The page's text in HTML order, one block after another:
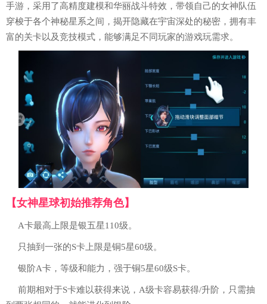
手游，采用了高精度建模和华丽战斗特效，带领自己的女神队伍
穿梭于各个神秘星系之间，揭开隐藏在宇宙深处的秘密，拥有丰
富的关卡以及竞技模式，能够满足不同玩家的游戏玩需求。
【女神星球初始推荐角色】
A卡最高上限是银五星110级。
只抽到一张的S卡上限是铜5星60级。
银阶A卡，等级和能力，强于铜5星60级S卡。
前期相对于S卡难以获得来说，A级卡容易获得/升阶，只需抽